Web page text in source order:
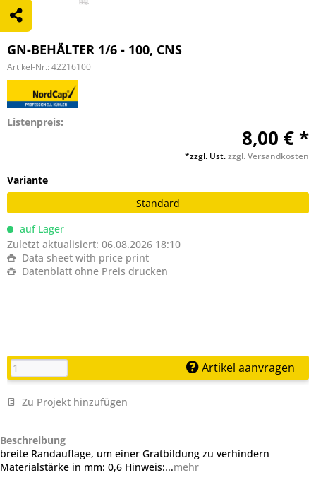
GN-BEHÄLTER 1/6 - 100, CNS
Artikel-Nr.: 42216100
Listenpreis:
8,00 € *
*zzgl. Ust.zzgl. Versandkosten
Variante
Standard
auf Lager
Zuletzt aktualisiert: 06.08.2026 18:10
Data sheet with price print
Datenblatt ohne Preis drucken
Artikel aanvragen
Zu Projekt hinzufügen
Beschreibung
breite Randauflage, um einer Gratbildung zu verhindern
Materialstärke in mm: 0,6 Hinweis:...mehr